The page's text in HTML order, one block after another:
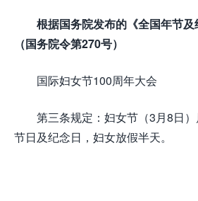
根据国务院发布的《全国年节及
（国务院令第270号）
国际妇女节100周年大会
第三条规定：妇女节（3月8日
节日及纪念日，妇女放假半天。